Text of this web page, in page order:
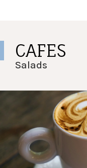
CAFES
Salads